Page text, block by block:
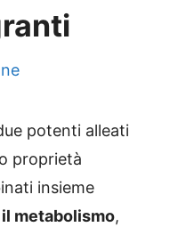
potenti alleati
proprietà
insieme
metabolismo,